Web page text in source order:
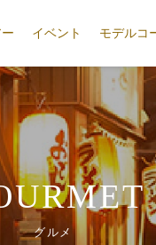
イベント モデルコ
グルメ